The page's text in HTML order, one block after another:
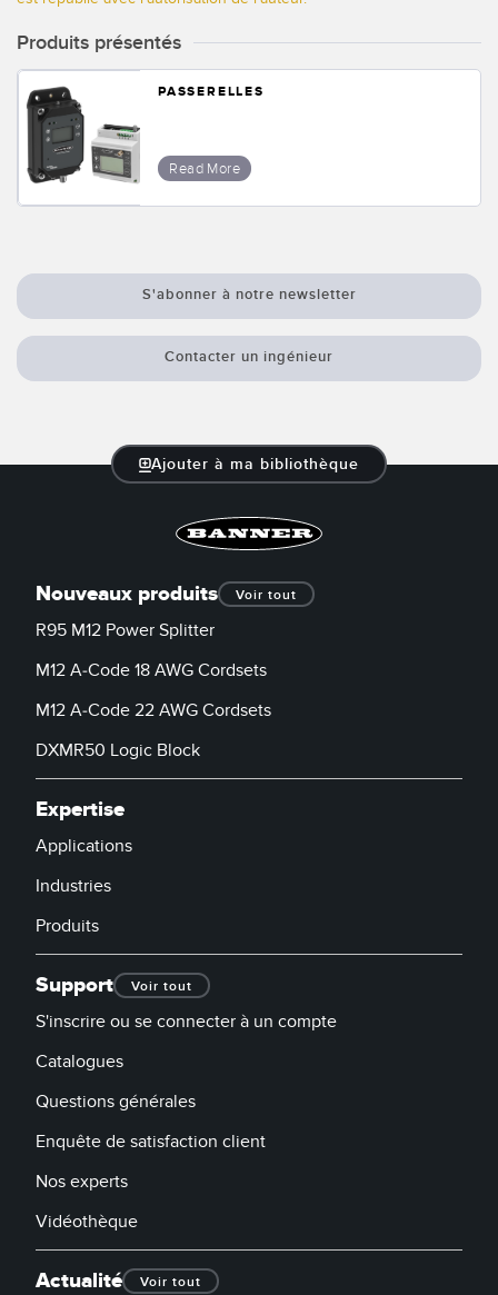
Produits présentés
PASSERELLES
Read More
S'abonner à notre newsletter
Contacter un ingénieur
Ajouter à ma bibliothèque
Nouveaux produits Voir tout
R95 M12 Power Splitter
M12 A-Code 18 AWG Cordsets
M12 A-Code 22 AWG Cordsets
DXMR50 Logic Block
Expertise
Applications
Industries
Produits
Support Voir tout
S'inscrire ou se connecter à un compte
Catalogues
Questions générales
Enquête de satisfaction client
Nos experts
Vidéothèque
Actualité Voir tout